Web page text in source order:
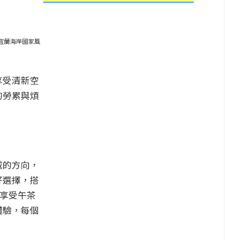
蘭海岸國家風
清新空
累與煩
方向，
擇，搭
受午茶
，每個